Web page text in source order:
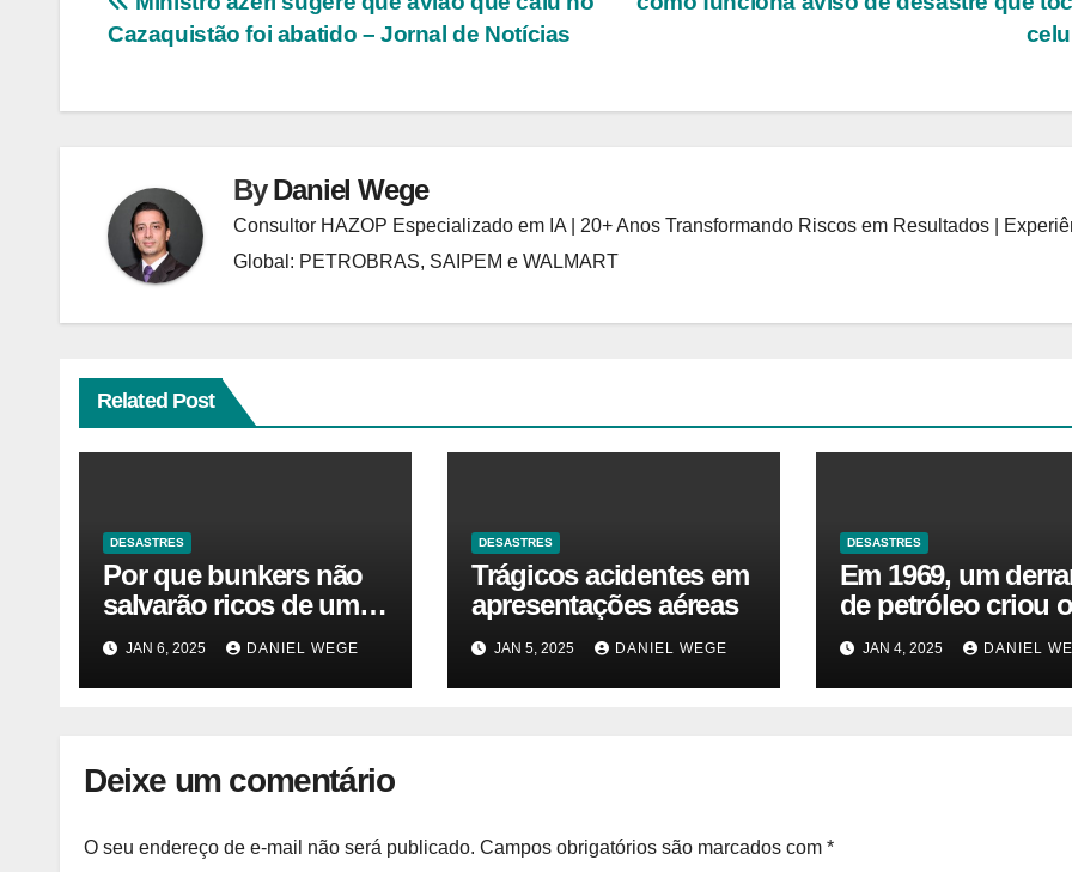
Navegação
Post
Cazaquistão foi abatido – Jornal de Notícias
ByDaniel Wege
Consultor HAZOP Especializado em IA | 20+ Anos Transformando Riscos em Resultados |
Global: PETROBRAS, SAIPEM e WALMART
Related Post
DESASTRES
Por que bunkers não
salvarão ricos de um
desastre nuclear
JAN 6, 2025 DANIEL WEGE
DESASTRES
Trágicos acidentes em
apresentações aéreas
JAN 5, 2025 DANIEL WEGE
DESASTRES
Em 1969, um
de petróleo criou o
da Terra. Agora,
gasoduto pode
| Sustentabilidade
JAN 4, 2025 DANIEL
Deixe um comentário
O seu endereço de e-mail não será publicado. Campos obrigatórios são marcados com *